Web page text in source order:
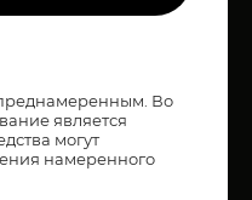
Во
является
могут
намеренного